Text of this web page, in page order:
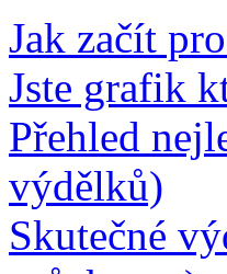
Jak začít
Jste grafik
Přehled
výdělků)
Skutečné